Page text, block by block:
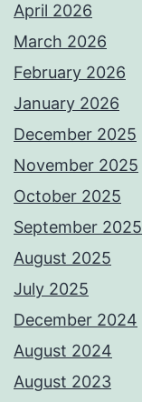
April 2026
March 2026
February 2026
January 2026
December 2025
November 2025
October 2025
September 2025
August 2025
July 2025
December 2024
August 2024
August 2023